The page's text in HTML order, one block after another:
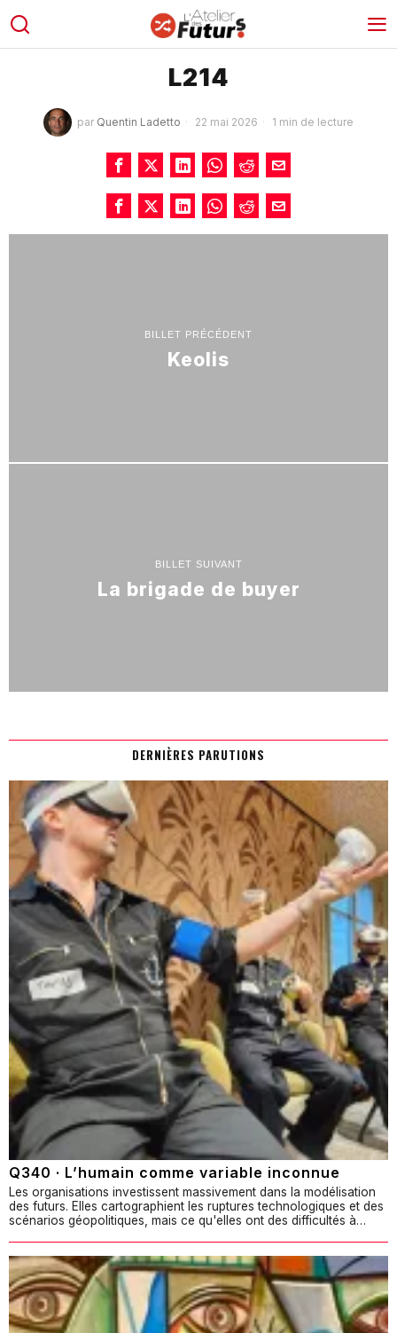
L214
par Quentin Ladetto 22 mai 2026 1 min de lecture
BILLET PRÉCÉDENT
Keolis
BILLET SUIVANT
La brigade de buyer
DERNIÈRES PARUTIONS
Q340 · L’humain comme variable inconnue
Les organisations investissent massivement dans la modélisation
des futurs. Elles cartographient les ruptures technologiques et des
scénarios géopolitiques, mais ce qu'elles ont des difficultés à…